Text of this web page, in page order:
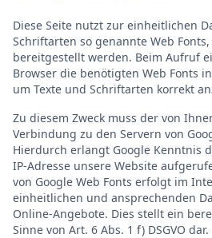
Diese Seite nutzt zur einheitlichen
Schriftarten so genannte Web
bereitgestellt werden. Beim Aufruf
Browser die benötigten Web Fonts
um Texte und Schriftarten korrekt
Zu diesem Zweck muss der von
Verbindung zu den Servern von
Hierdurch erlangt Google Kenntnis
IP-Adresse unsere Website
von Google Web Fonts erfolgt im
einheitlichen und ansprechenden
Online-Angebote. Dies stellt ein
Sinne von Art. 6 Abs. 1 f) DSGVO dar.